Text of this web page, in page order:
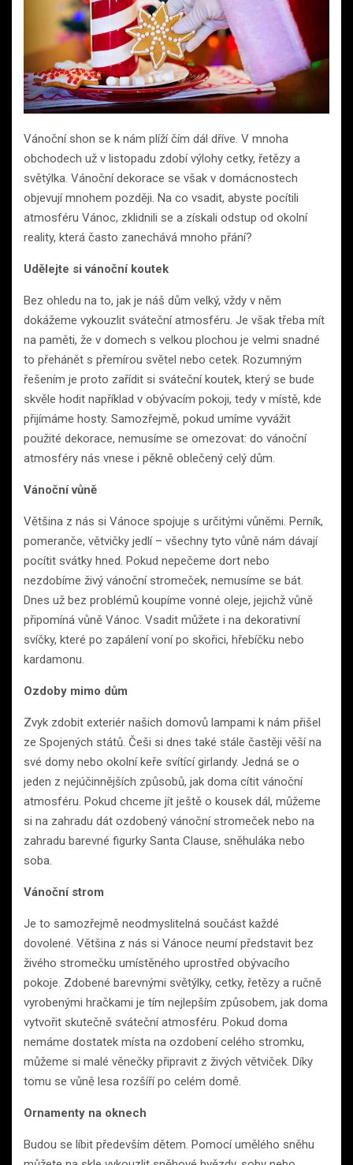
Vánoční shon se k nám plíží čím dál dříve. V mnoha
obchodech už v listopadu zdobí výlohy cetky, řetězy a
světýlka. Vánoční dekorace se však v domácnostech
objevují mnohem později. Na co vsadit, abyste pocítili
atmosféru Vánoc, zklidnili se a získali odstup od okolní
reality, která často zanechává mnoho přání?
Udělejte si vánoční koutek
Bez ohledu na to, jak je náš dům velký, vždy v něm
dokážeme vykouzlit sváteční atmosféru. Je však třeba mít
na paměti, že v domech s velkou plochou je velmi snadné
to přehánět s přemírou světel nebo cetek. Rozumným
řešením je proto zařídit si sváteční koutek, který se bude
skvěle hodit například v obývacím pokoji, tedy v místě, kde
přijímáme hosty. Samozřejmě, pokud umíme vyvážit
použité dekorace, nemusíme se omezovat: do vánoční
atmosféry nás vnese i pěkně oblečený celý dům.
Vánoční vůně
Většina z nás si Vánoce spojuje s určitými vůněmi. Perník,
pomeranče, větvičky jedlí – všechny tyto vůně nám dávají
pocítit svátky hned. Pokud nepečeme dort nebo
nezdobíme živý vánoční stromeček, nemusíme se bát.
Dnes už bez problémů koupíme vonné oleje, jejichž vůně
připomíná vůně Vánoc. Vsadit můžete i na dekorativní
svíčky, které po zapálení voní po skořici, hřebíčku nebo
kardamonu.
Ozdoby mimo dům
Zvyk zdobit exteriér našich domovů lampami k nám přišel
ze Spojených států. Češi si dnes také stále častěji věší na
své domy nebo okolní keře svítící girlandy. Jedná se o
jeden z nejúčinnějších způsobů, jak doma cítit vánoční
atmosféru. Pokud chceme jít ještě o kousek dál, můžeme
si na zahradu dát ozdobený vánoční stromeček nebo na
zahradu barevné figurky Santa Clause, sněhuláka nebo
soba.
Vánoční strom
Je to samozřejmě neodmyslitelná součást každé
dovolené. Většina z nás si Vánoce neumí představit bez
živého stromečku umístěného uprostřed obývacího
pokoje. Zdobené barevnými světýlky, cetky, řetězy a ručně
vyrobenými hračkami je tím nejlepším způsobem, jak doma
vytvořit skutečně sváteční atmosféru. Pokud doma
nemáme dostatek místa na ozdobení celého stromku,
můžeme si malé věnečky připravit z živých větviček. Díky
tomu se vůně lesa rozšíří po celém domě.
Ornamenty na oknech
Budou se líbit především dětem. Pomocí umělého sněhu